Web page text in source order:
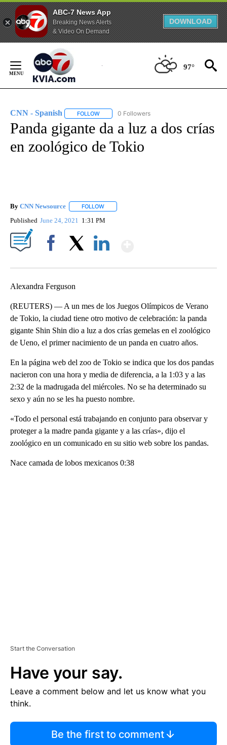
ABC-7 News App
Breaking News Alerts
& Video On Demand
DOWNLOAD
Content
97°
CNN - Spanish FOLLOW FOLLOW "CNN - SPANISH" TO RECEIVE
0 Followers
Panda gigante da a luz a dos crías
en zoológico de Tokio
By CNN Newsource FOLLOW
Published June 24, 2021 1:31 PM
Alexandra Ferguson
(REUTERS) — A un mes de los Juegos Olímpicos de Verano
de Tokio, la ciudad tiene otro motivo de celebración: la panda
gigante Shin Shin dio a luz a dos crías gemelas en el zoológico
de Ueno, el primer nacimiento de un panda en cuatro años.
En la página web del zoo de Tokio se indica que los dos pandas
nacieron con una hora y media de diferencia, a la 1:03 y a las
2:32 de la madrugada del miércoles. No se ha determinado su
sexo y aún no se les ha puesto nombre.
«Todo el personal está trabajando en conjunto para observar y
proteger a la madre panda gigante y a las crías», dijo el
zoológico en un comunicado en su sitio web sobre los pandas.
Nace camada de lobos mexicanos 0:38
Start the Conversation
Have your say.
Leave a comment below and let us know what you
think.
Be the first to comment